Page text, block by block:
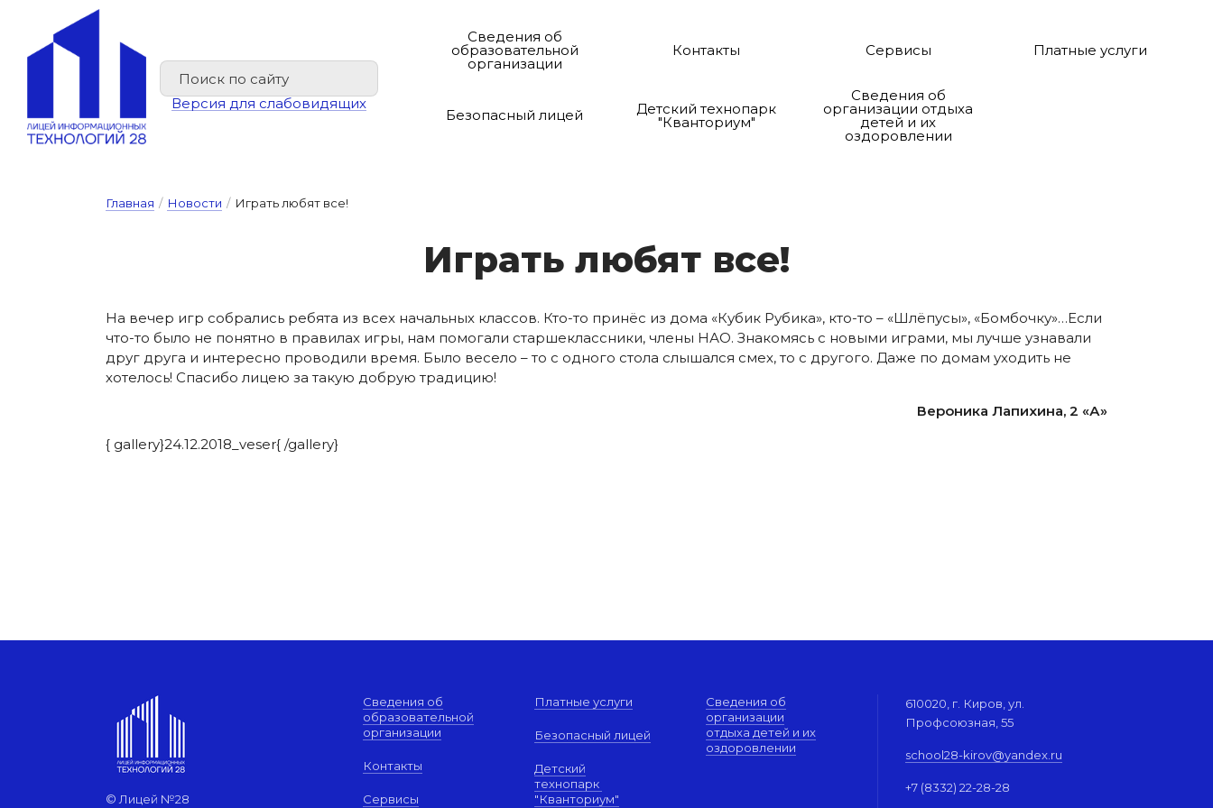
Версия для слабовидящих
Сведения об
образовательной
организации
Контакты Сервисы Платные услуги
Безопасный лицей Детский технопарк
"Кванториум"
Сведения об
организации отдыха
детей и их
оздоровлении
Главная / Новости / Играть любят все!
Иг­рать лю­бят все!
На вечер игр собрались ребята из всех начальных классов. Кто-то принёс из дома «Кубик Рубика», кто-то – «Шлёпусы», «Бомбочку»…Если
что-то было не понятно в правилах игры, нам помогали старшеклассники, члены НАО. Знакомясь с новыми играми, мы лучше узнавали
друг друга и интересно проводили время. Было весело – то с одного стола слышался смех, то с другого. Даже по домам уходить не
хотелось! Спасибо лицею за такую добрую традицию!
Вероника Лапихина, 2 «А»
{ gallery}24.12.2018_veser{ /gallery}
© Лицей №28
Сведения об
образовательной
организации
Контакты
Сервисы
Платные услуги
Безопасный лицей
Детский
технопарк
"Кванториум"
Сведения об
организации
отдыха детей и их
оздоровлении
610020, г. Киров, ул.
Профсоюзная, 55
school28-kirov@yandex.ru
+7 (8332) 22-28-28